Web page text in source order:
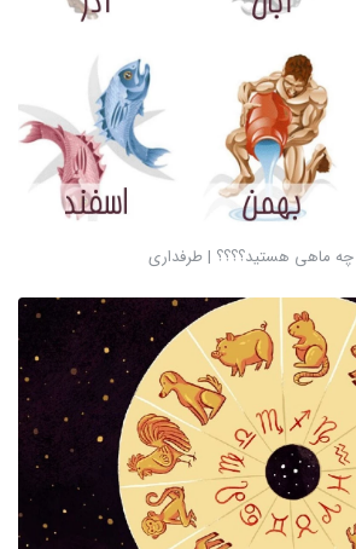
چه ماهى هستيد؟؟؟؟ | طرفداری